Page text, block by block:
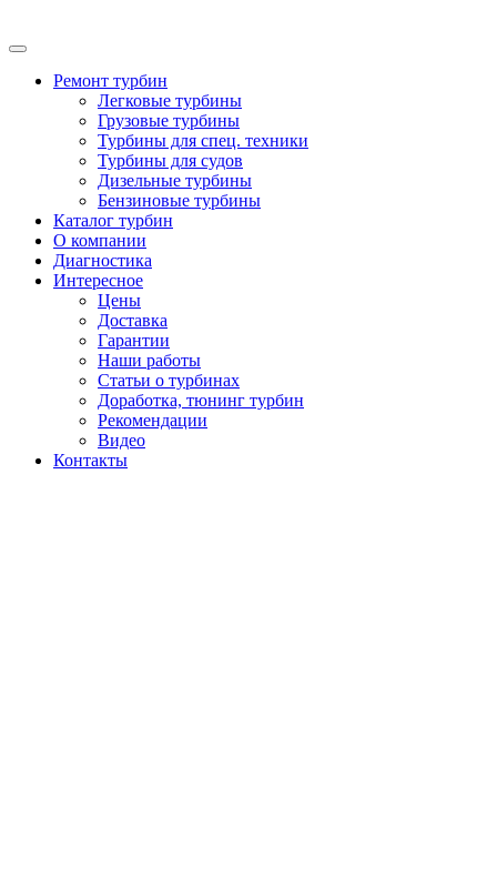
Ремонт турбин
Легковые турбины
Грузовые турбины
Турбины для спец. техники
Турбины для судов
Дизельные турбины
Бензиновые турбины
Каталог турбин
О компании
Диагностика
Интересное
Цены
Доставка
Гарантии
Наши работы
Статьи о турбинах
Доработка, тюнинг турбин
Рекомендации
Видео
Контакты